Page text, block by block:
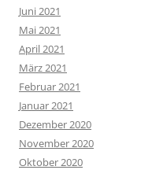
Juni 2021
Mai 2021
April 2021
März 2021
Februar 2021
Januar 2021
Dezember 2020
November 2020
Oktober 2020